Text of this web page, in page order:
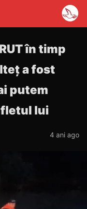
în timp
a fost
putem
lui
4 ani ago